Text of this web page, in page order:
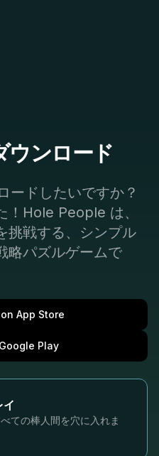
ウンロード
ードしたいですか？
！Hole People は、
挑戦する、シンプル
略パズルゲームで
App Store
Play
ての棒人間を穴に入れま